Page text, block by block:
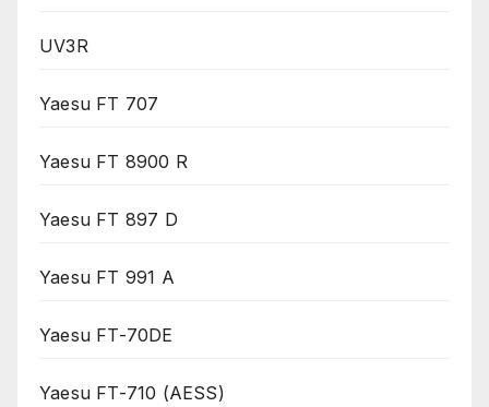
UV3R
Yaesu FT 707
Yaesu FT 8900 R
Yaesu FT 897 D
Yaesu FT 991 A
Yaesu FT-70DE
Yaesu FT-710 (AESS)